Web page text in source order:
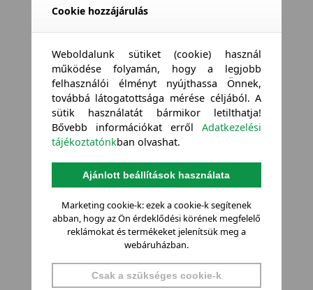
Cookie hozzájárulás
Weboldalunk sütiket (cookie) használ
működése folyamán, hogy a legjobb
felhasználói élményt nyújthassa Önnek,
továbbá látogatottsága mérése céljából. A
sütik használatát bármikor letilthatja!
Bővebb információkat errőlAdatkezelési
tájékoztatónkban olvashat.
Ajánlott beállítások használata
Marketing cookie-k: ezek a cookie-k segítenek
abban, hogy az Ön érdeklődési körének megfelelő
reklámokat és termékeket jelenítsük meg a
webáruházban.
Csak a szükséges cookie-k